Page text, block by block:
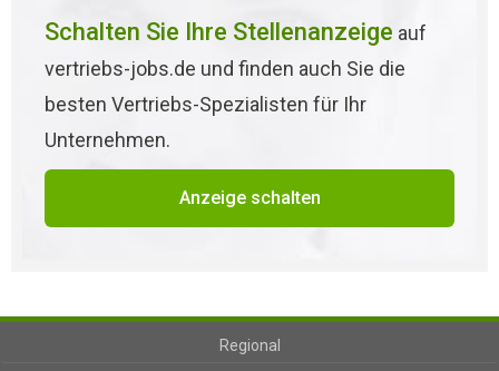
Schalten Sie Ihre Stellenanzeige auf
vertriebs-jobs.de und finden auch Sie die
besten Vertriebs-Spezialisten für Ihr
Unternehmen.
Anzeige schalten
Regional